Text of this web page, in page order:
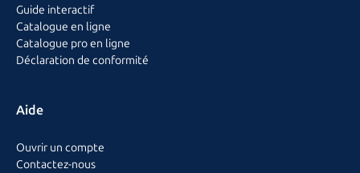
Guide interactif
Catalogue en ligne
Catalogue pro en ligne
Déclaration de conformité
Aide
Ouvrir un compte
Contactez-nous